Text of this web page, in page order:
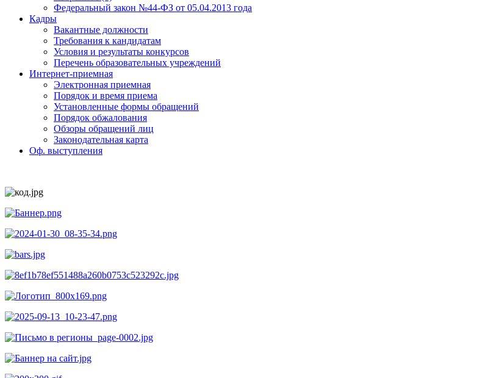
Федеральный закон №44-ФЗ от 05.04.2013 года
Кадры
Вакантные должности
Требования к кандидатам
Условия и результаты конкурсов
Перечень образовательных учреждений
Интернет-приемная
Электронная приемная
Порядок и время приема
Установленные формы обращений
Порядок обжалования
Обзоры обращений лиц
Законодательная карта
Оф. выступления